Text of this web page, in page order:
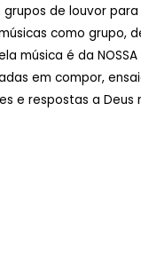
grupos de louvor
como grupo,
música é da NOSSA
em compor,
e respostas a Deus